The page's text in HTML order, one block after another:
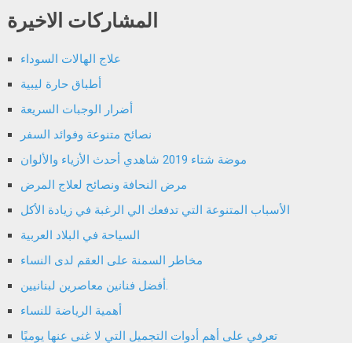
المشاركات الاخيرة
علاج الهالات السوداء
أطباق حارة ليبية
أضرار الوجبات السريعة
نصائح متنوعة وفوائد السفر
موضة شتاء 2019 شاهدي أحدث الأزياء والألوان
مرض النحافة ونصائح لعلاج المرض
الأسباب المتنوعة التي تدفعك الي الرغبة في زيادة الأكل
السياحة في البلاد العربية
مخاطر السمنة على العقم لدى النساء
أفضل فنانين معاصرين لبنانيين.
أهمية الرياضة للنساء
تعرفي على أهم أدوات التجميل التي لا غنى عنها يوميًا